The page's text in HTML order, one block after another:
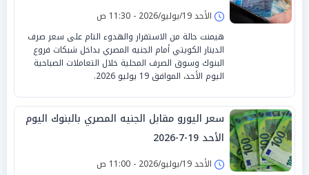
الأحد 19/يوليو/2026 - 11:30 ص
هيمنت حالة من الاستقرار والهدوء التام على سعر صرف
الدينار الكويتي أمام الجنيه المصري بداخل شبكات فروع
البنوك وسوق الصرف المحلية خلال التعاملات الصباحية
اليوم الأحد، الموافق 19 يوليو 2026.
سعر اليورو مقابل الجنيه المصري بالبنوك اليوم
الأحد 19-7-2026
الأحد 19/يوليو/2026 - 11:00 ص